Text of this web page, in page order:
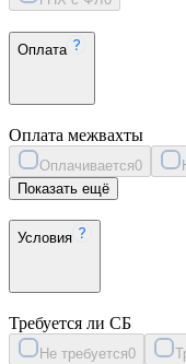
Оплата
Оплата межвахты
Оплачивается0
Показать ещё
Условия
Требуется ли СБ
Не требуется0